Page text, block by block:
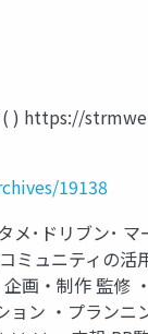
https://
19138
･ドリブン･ マ
ミュニティの
画・制作 監修
ン ・プランニ